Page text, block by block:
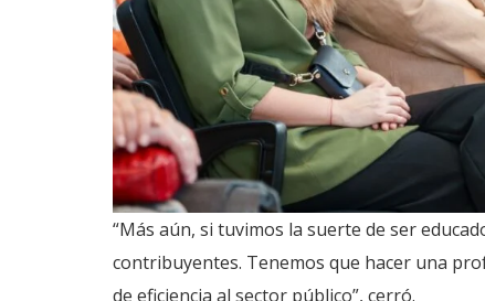
“Más aún, si tuvimos la suerte de ser
contribuyentes. Tenemos que hacer una
de eficiencia al sector público”, cerró.